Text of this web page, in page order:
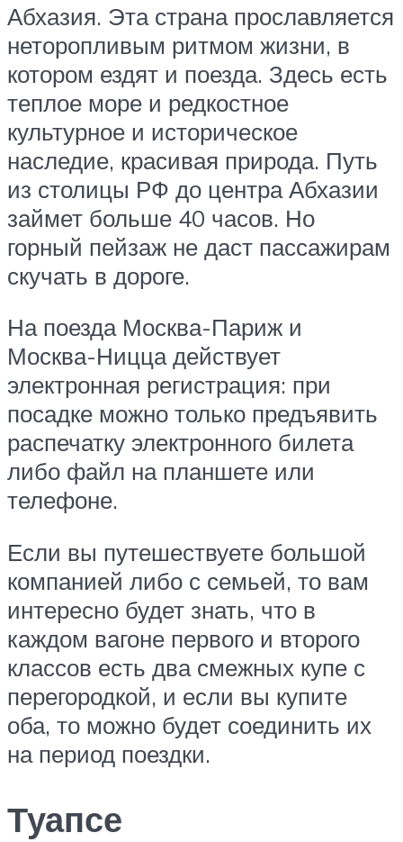
Абхазия. Эта страна прославляется
неторопливым ритмом жизни, в
котором ездят и поезда. Здесь есть
теплое море и редкостное
культурное и историческое
наследие, красивая природа. Путь
из столицы РФ до центра Абхазии
займет больше 40 часов. Но
горный пейзаж не даст пассажирам
скучать в дороге.
На поезда Москва-Париж и
Москва-Ницца действует
электронная регистрация: при
посадке можно только предъявить
распечатку электронного билета
либо файл на планшете или
телефоне.
Если вы путешествуете большой
компанией либо с семьей, то вам
интересно будет знать, что в
каждом вагоне первого и второго
классов есть два смежных купе с
перегородкой, и если вы купите
оба, то можно будет соединить их
на период поездки.
Туапсе